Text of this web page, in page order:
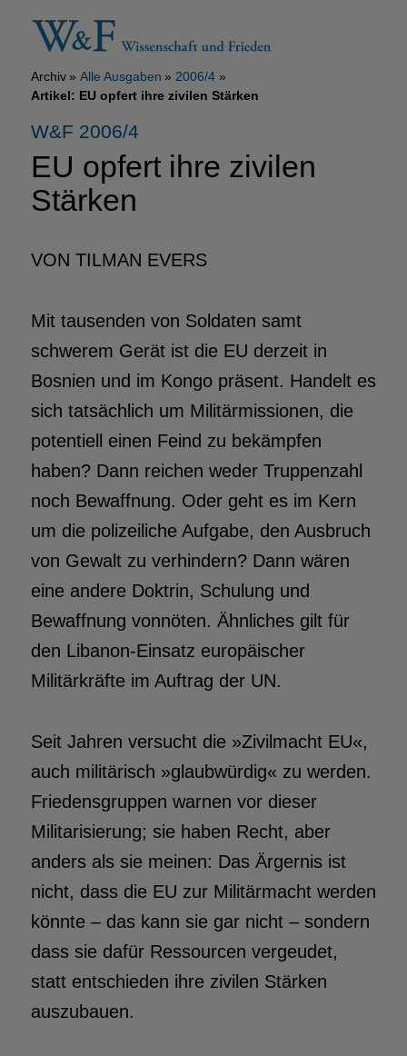
Archiv Alle Ausgaben
2006/4
Artikel: EU opfert ihre zivilen Stärken
W&F 2006/4
EU opfert ihre zivilen
Stärken
VON TILMAN EVERS
Mit tausenden von Soldaten samt
schwerem Gerät ist die EU derzeit in
Bosnien und im Kongo präsent. Handelt es
sich tatsächlich um Militärmissionen, die
potentiell einen Feind zu bekämpfen
haben? Dann reichen weder Truppenzahl
noch Bewaffnung. Oder geht es im Kern
um die polizeiliche Aufgabe, den Ausbruch
von Gewalt zu verhindern? Dann wären
eine andere Doktrin, Schulung und
Bewaffnung vonnöten. Ähnliches gilt für
den Libanon-Einsatz europäischer
Militärkräfte im Auftrag der UN.
Seit Jahren versucht die »Zivilmacht EU«,
auch militärisch »glaubwürdig« zu werden.
Friedensgruppen warnen vor dieser
Militarisierung; sie haben Recht, aber
anders als sie meinen: Das Ärgernis ist
nicht, dass die EU zur Militärmacht werden
könnte – das kann sie gar nicht – sondern
dass sie dafür Ressourcen vergeudet,
statt entschieden ihre zivilen Stärken
auszubauen.